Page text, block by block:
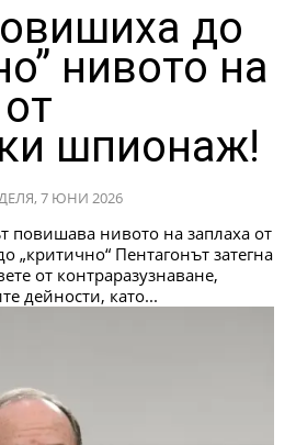
до
нивото на
шпионаж!
7 ЮНИ 2026
повишава нивото на заплаха от
Пентагонът затегна
от контраразузнаване,
дейности, като...